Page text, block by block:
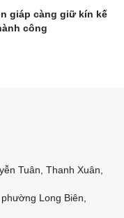
giáp càng giữ kín kế
công
Tuân, Thanh Xuân,
Long Biên,